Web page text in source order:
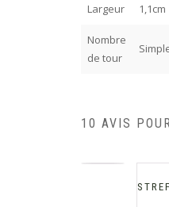
Largeur 1,1cm
Nombre
de tour
10 AVIS